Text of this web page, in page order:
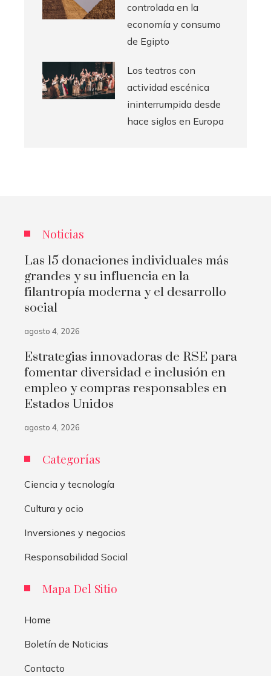
controlada en la
economía y consumo
de Egipto
Los teatros con
actividad escénica
ininterrumpida desde
hace siglos en Europa
Noticias
Las 15 donaciones individuales más
grandes y su influencia en la
filantropía moderna y el desarrollo
social
agosto 4, 2026
Estrategias innovadoras de RSE para
fomentar diversidad e inclusión en
empleo y compras responsables en
Estados Unidos
agosto 4, 2026
Categorías
Ciencia y tecnología
Cultura y ocio
Inversiones y negocios
Responsabilidad Social
Mapa Del Sitio
Home
Boletín de Noticias
Contacto